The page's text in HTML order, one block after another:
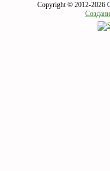
Copyright © 2012-2026